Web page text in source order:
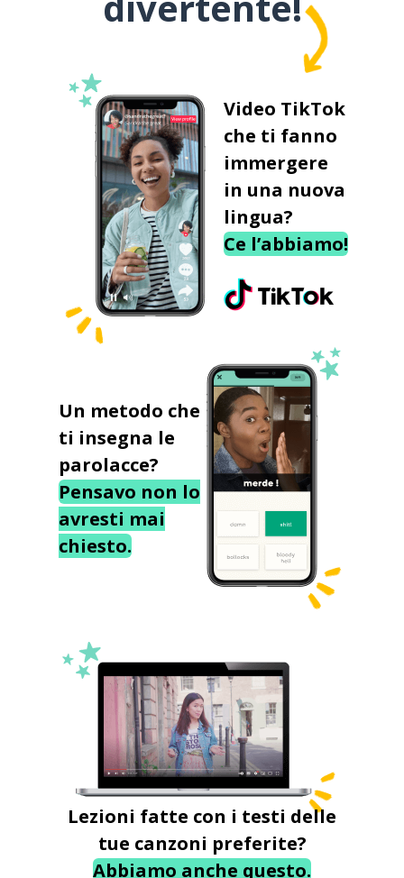
Video TikTok
che ti fanno
immergere
in una nuova
lingua?
Ce l’abbiamo!
Un metodo che
ti insegna le
parolacce?
Pensavo non lo
avresti mai
chiesto.
Lezioni fatte con i testi delle
tue canzoni preferite?
Abbiamo anche questo.